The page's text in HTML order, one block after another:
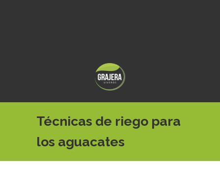
Técnicas de riego para
los aguacates